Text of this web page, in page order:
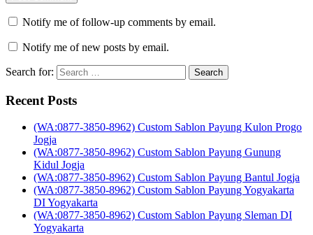
Notify me of follow-up comments by email.
Notify me of new posts by email.
Search for:
Recent Posts
(WA:0877-3850-8962) Custom Sablon Payung Kulon Progo
Jogja
(WA:0877-3850-8962) Custom Sablon Payung Gunung
Kidul Jogja
(WA:0877-3850-8962) Custom Sablon Payung Bantul Jogja
(WA:0877-3850-8962) Custom Sablon Payung Yogyakarta
DI Yogyakarta
(WA:0877-3850-8962) Custom Sablon Payung Sleman DI
Yogyakarta